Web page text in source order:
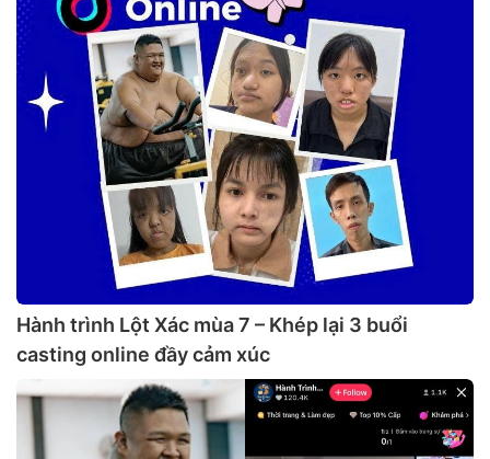
Hành trình Lột Xác mùa 7 – Khép lại 3 buổi
casting online đầy cảm xúc